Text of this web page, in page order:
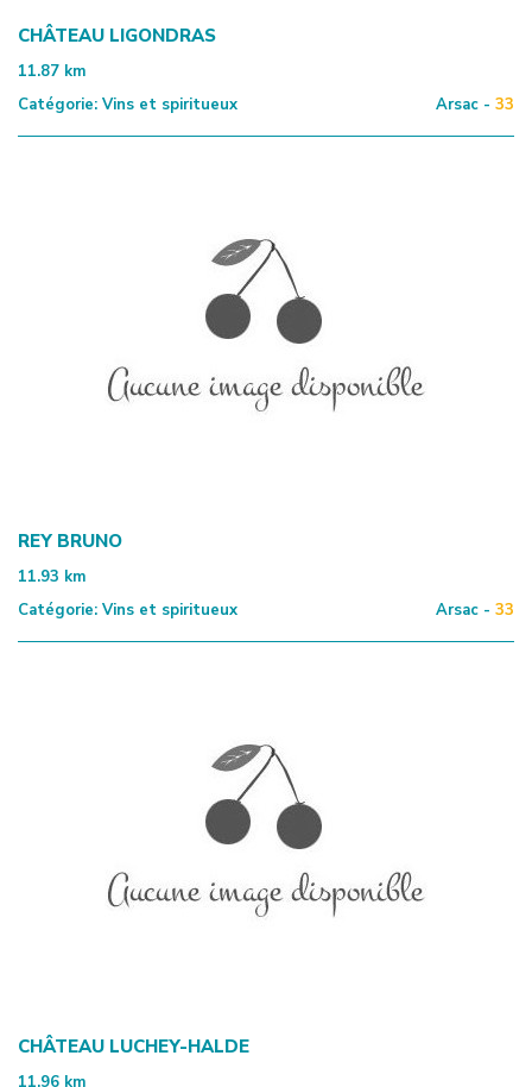
CHÂTEAU LIGONDRAS
11.87 km
Catégorie: Vins et spiritueux Arsac - 33
REY BRUNO
11.93 km
Catégorie: Vins et spiritueux Arsac - 33
CHÂTEAU LUCHEY-HALDE
11.96 km